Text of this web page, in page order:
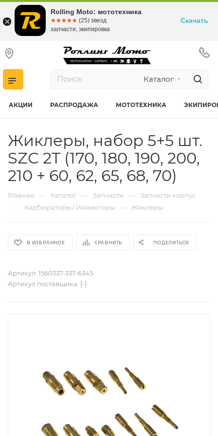
Каталог
АКЦИИ РАСПРОДАЖА МОТОТЕХНИКА
Жиклеры, набор 5+5 шт.
SZC 2T (170, 180, 190, 200,
210 + 60, 62, 65, 68, 70)
Главная — Каталог — Запчасти — Запчасти корпус
— Карбюраторы / Инжекторы — Жиклеры
В ИЗБРАННОЕ СРАВНИТЬ ПОДЕЛИТЬСЯ
Артикул: 1560337-337-6345
Артикул поставщика: [-]
Rolling Moto: мототехника
☆☆☆☆☆
★★★★★ (25) звезд
запчасти, экипировка
Скачать